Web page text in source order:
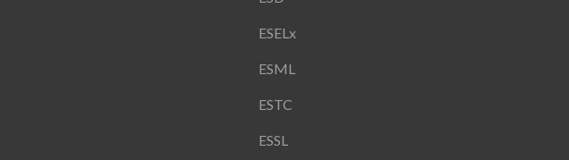
ESELx
ESML
ESTC
ESSL